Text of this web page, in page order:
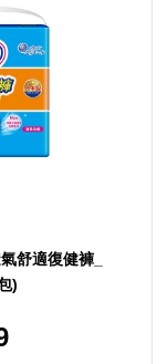
舒適復健褲_
)